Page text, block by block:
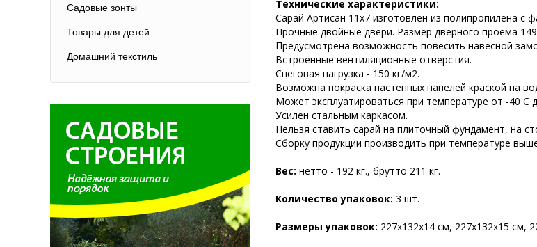
Садовые зонты
Товары для детей
Домашний текстиль
Технические характеристики:
Сарай Артисан 11х7 изготовлен из полипропилена с
Прочные двойные двери. Размер дверного проёма
Предусмотрена возможность повесить навесной
Встроенные вентиляционные отверстия.
Снеговая нагрузка - 150 кг/м2.
Возможна покраска настенных панелей краской на
Может эксплуатироваться при температуре от -40 С
Усилен стальным каркасом.
Нельзя ставить сарай на плиточный фундамент, на
Сборку продукции производить при температуре
Вес: нетто - 192 кг., брутто 211 кг.
Количество упаковок: 3 шт.
Размеры упаковок: 227х132х14 см, 227х132х15 см,